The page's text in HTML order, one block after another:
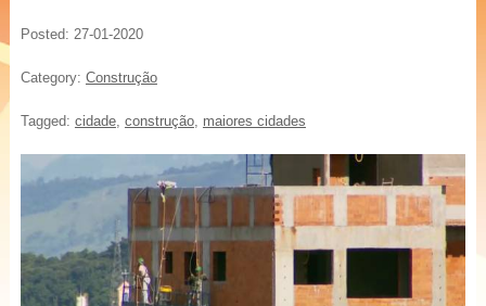
Posted: 27-01-2020
Category: Construção
Tagged: cidade, construção, maiores cidades